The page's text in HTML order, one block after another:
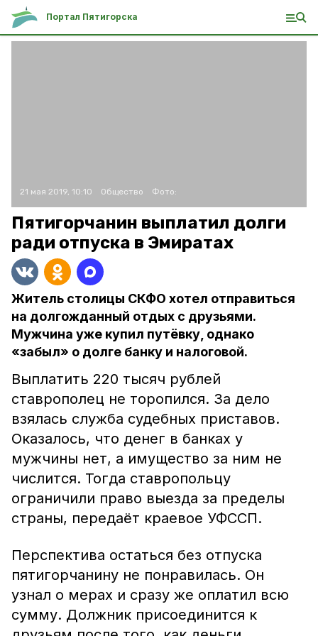
Портал Пятигорска
21 мая 2019, 10:10 Общество Фото:
Пятигорчанин выплатил долги
ради отпуска в Эмиратах
Житель столицы СКФО хотел отправиться
на долгожданный отдых с друзьями.
Мужчина уже купил путёвку, однако
«забыл» о долге банку и налоговой.
Выплатить 220 тысяч рублей
ставрополец не торопился. За дело
взялась служба судебных приставов.
Оказалось, что денег в банках у
мужчины нет, а имущество за ним не
числится. Тогда ставропольцу
ограничили право выезда за пределы
страны, передаёт краевое УФССП.
Перспектива остаться без отпуска
пятигорчанину не понравилась. Он
узнал о мерах и сразу же оплатил всю
сумму. Должник присоединится к